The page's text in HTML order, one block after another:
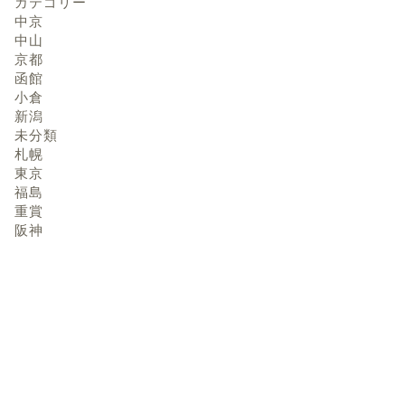
中京
中山
京都
函館
小倉
新潟
未分類
札幌
東京
福島
重賞
阪神